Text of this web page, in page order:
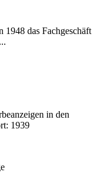
1948 das Fachgeschäft
in den
1939